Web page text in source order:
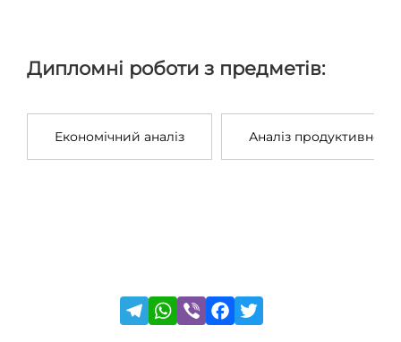
Дипломні роботи з предметів:
Економічний аналіз Аналіз